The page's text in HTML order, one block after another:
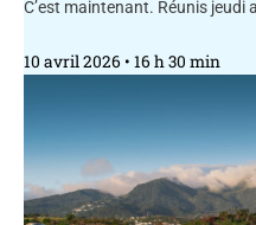
C’est maintenant. Réunis jeudi
10 avril 2026 16 h 30 min